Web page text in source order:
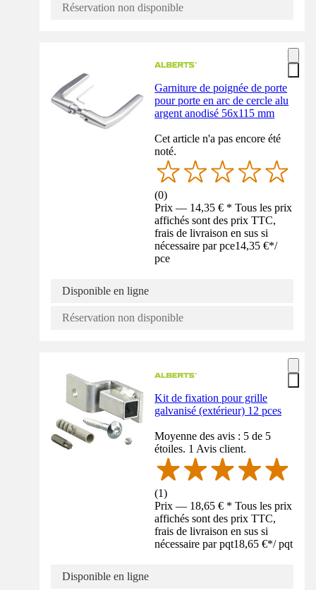
Réservation non disponible
Garniture de poignée de porte
pour porte en arc de cercle alu
argent anodisé 56x115 mm
Cet article n'a pas encore été
noté.
(0)
Prix — 14,35 € * Tous les prix
affichés sont des prix TTC,
frais de livraison en sus si
nécessaire par pce14,35 €*/
pce
Disponible en ligne
Réservation non disponible
Kit de fixation pour grille
galvanisé (extérieur) 12 pces
Moyenne des avis : 5 de 5
étoiles. 1 Avis client.
(1)
Prix — 18,65 € * Tous les prix
affichés sont des prix TTC,
frais de livraison en sus si
nécessaire par pqt18,65 €*/ pqt
Disponible en ligne